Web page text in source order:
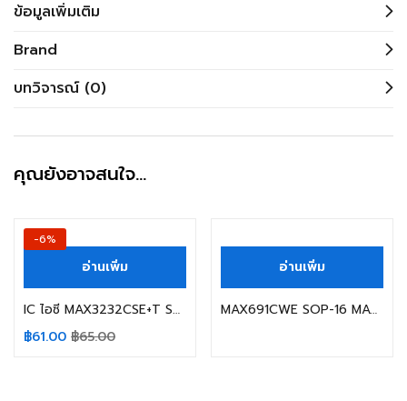
ข้อมูลเพิ่มเติม
Brand
บทวิจารณ์ (0)
คุณยังอาจสนใจ…
-6%
อ่านเพิ่ม
IC ไอซี MAX3232CSE+T SOP-16 MAXIM INTEGRATED MAX3232CSE
฿61.00 ฿65.00
อ่านเพิ่ม
MAX691CWE SOP-16 MAXIM